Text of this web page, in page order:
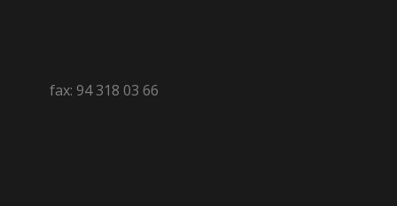
fax: 94 318 03 66